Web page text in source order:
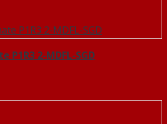
P1R3 2-MDFL-SGD